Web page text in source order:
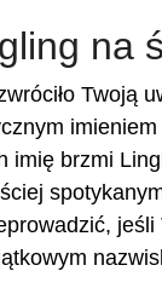
na
Twoją
imię brzmi